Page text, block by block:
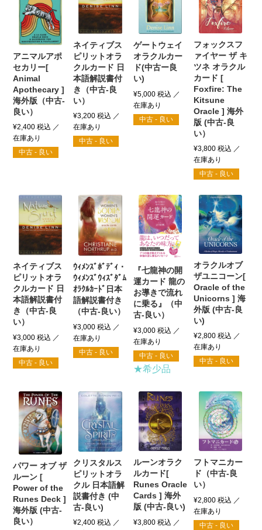
アニマルアポ
セカリー[
Animal
Apothecary ]
海外版（中古-
良い）
¥2,400 税込
中古 - 良い
ネイティブス
ピリットオラ
クルカード 日
本語解説書付
き（中古-良
い）
¥3,200 税込
中古 - 良い
ゲートウェイ
オラクルカー
ド(中古ー良
い)
¥5,000 税込
中古 - 良い
フォックスフ
ァイヤー ザ キ
ツネ オラクル
カード [
Foxfire: The
Kitsune
Oracle ] 海外
版 (中古-良
い）
¥3,800税込
中古 - 良い
ネイティブス
ピリットオラ
クルカード 日
本語解説書付
き（中古-良
い）
¥3,000 税込
中古 - 良い
ｳｨﾒﾝｽﾞﾎﾞﾃﾞｨ・
ｳｨﾒﾝｽﾞｳｨｽﾞﾀﾞﾑ
ｵﾗｸﾙｶｰﾄﾞ日本
語解説書付き
（中古-良い）
¥3,000 税込
中古 - 良い
『七龍神の開
運カード 龍の
お導きで流れ
に乗る』（中
古-良い）
¥3,000 税込
中古 - 良い
★希少品
オラクルオブ
ザユニコーン[
Oracle of the
Unicorns ] 海
外版 (中古-良
い)
¥2,800税込
中古 - 良い
パワー オブ ザ
ルーン [
Power of the
Runes Deck ]
海外版 (中古-
良い）
クリスタルス
ピリットオラ
クル 日本語解
説書付き (中
古-良い)
¥2,400 税込
ルーンオラク
ルカード[
Runes Oracle
Cards ] 海外
版 (中古-良い)
¥3,800 税込
フトマニカー
ド（中古-良
い）
¥2,800税込
中古 - 良い